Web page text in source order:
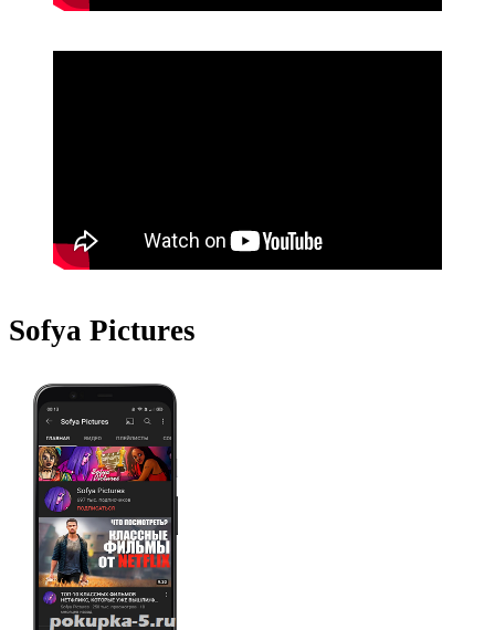
Sofya Pictures